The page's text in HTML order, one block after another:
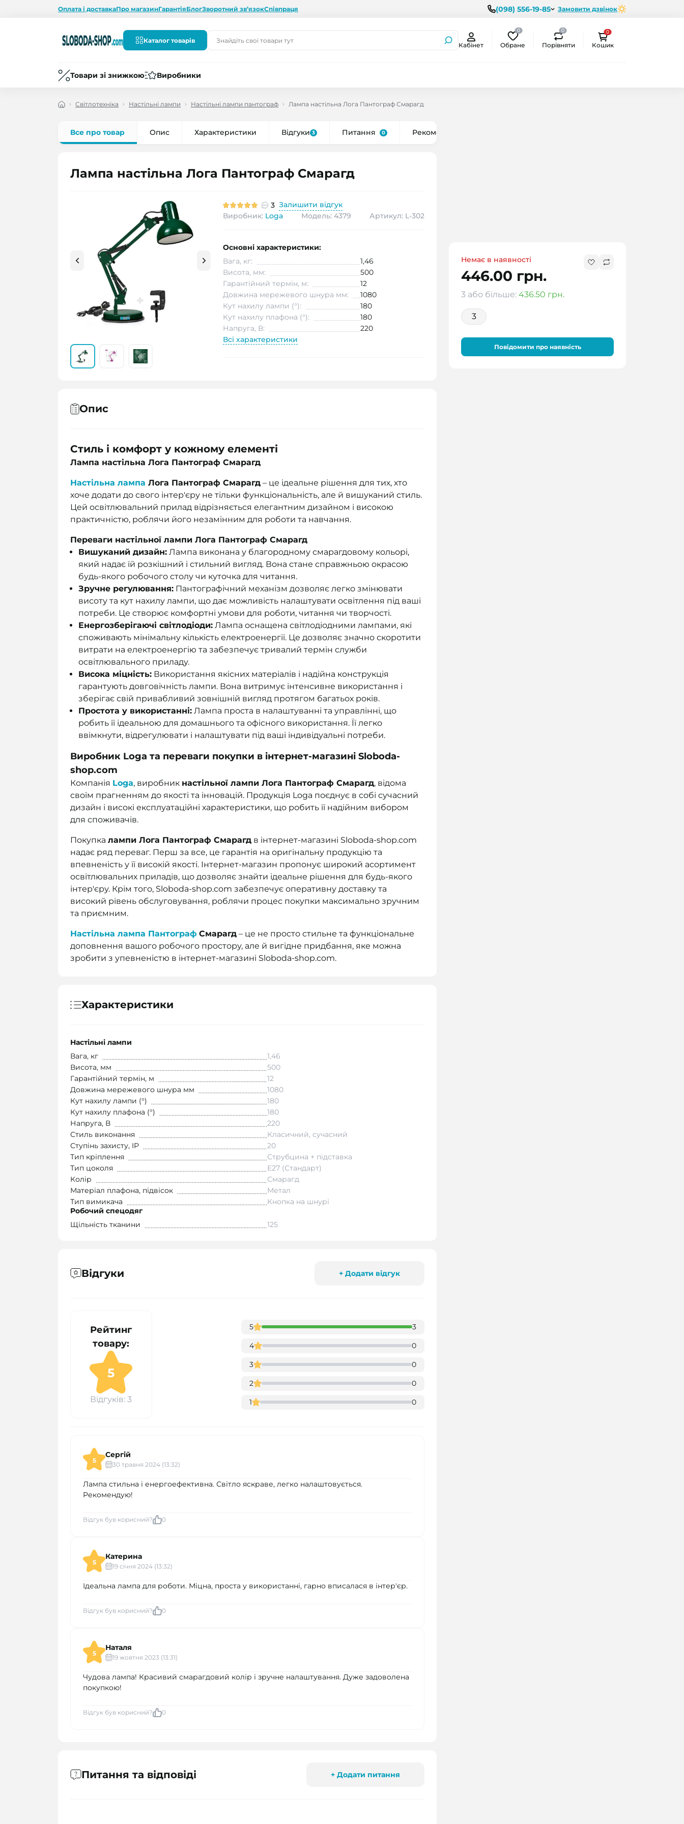
Оплата і доставкаПро магазинГарантіяБлогЗворотний зв’язокСпівпраця (098) 556-19-85 Замовити дзвінок
Каталог товарів
Кабінет
0
Обране
0
Порівняти
0
Кошик
Товари зі знижкою Виробники
Світлотехніка Настільні лампи Настільні лампи пантограф Лампа настільна Лога Пантограф Смарагд
Все про товар Опис Характеристики Відгуки 3 Питання 0 Рекомендуємо
Лампа настільна Лога Пантограф Смарагд
3 Залишити відгук
Виробник: Loga Модель: 4379 Артикул: L-302
Немає в наявності
446.00 грн.
3 або більше: 436.50 грн.
3
Повідомити про наявність
Основні характеристики:
Вага, кг:
1,46
Висота, мм:
500
Гарантійний термін, м:
12
Довжина мережевого шнура мм:
1080
Кут нахилу лампи (°):
180
Кут нахилу плафона (°):
180
Напруга, В:
220
Всі характеристики
Опис
Стиль і комфорт у кожному елементі
Лампа настільна Лога Пантограф Смарагд
Настільна лампа Лога Пантограф Смарагд – це ідеальне рішення для тих, хто
хоче додати до свого інтер'єру не тільки функціональність, але й вишуканий стиль.
Цей освітлювальний прилад відрізняється елегантним дизайном і високою
практичністю, роблячи його незамінним для роботи та навчання.
Переваги настільної лампи Лога Пантограф Смарагд
Вишуканий дизайн: Лампа виконана у благородному смарагдовому кольорі,
який надає їй розкішний і стильний вигляд. Вона стане справжньою окрасою
будь-якого робочого столу чи куточка для читання.
Зручне регулювання: Пантографічний механізм дозволяє легко змінювати
висоту та кут нахилу лампи, що дає можливість налаштувати освітлення під ваші
потреби. Це створює комфортні умови для роботи, читання чи творчості.
Енергозберігаючі світлодіоди: Лампа оснащена світлодіодними лампами, які
споживають мінімальну кількість електроенергії. Це дозволяє значно скоротити
витрати на електроенергію та забезпечує тривалий термін служби
освітлювального приладу.
Висока міцність: Використання якісних матеріалів і надійна конструкція
гарантують довговічність лампи. Вона витримує інтенсивне використання і
зберігає свій привабливий зовнішній вигляд протягом багатьох років.
Простота у використанні: Лампа проста в налаштуванні та управлінні, що
робить її ідеальною для домашнього та офісного використання. Її легко
ввімкнути, відрегулювати і налаштувати під ваші індивідуальні потреби.
Виробник Loga та переваги покупки в інтернет-магазині Sloboda-
shop.com
Компанія Loga, виробник настільної лампи Лога Пантограф Смарагд, відома
своїм прагненням до якості та інновацій. Продукція Loga поєднує в собі сучасний
дизайн і високі експлуатаційні характеристики, що робить її надійним вибором
для споживачів.
Покупка лампи Лога Пантограф Смарагд в інтернет-магазині Sloboda-shop.com
надає ряд переваг. Перш за все, це гарантія на оригінальну продукцію та
впевненість у її високій якості. Інтернет-магазин пропонує широкий асортимент
освітлювальних приладів, що дозволяє знайти ідеальне рішення для будь-якого
інтер'єру. Крім того, Sloboda-shop.com забезпечує оперативну доставку та
високий рівень обслуговування, роблячи процес покупки максимально зручним
та приємним.
Настільна лампа Пантограф Смарагд – це не просто стильне та функціональне
доповнення вашого робочого простору, але й вигідне придбання, яке можна
зробити з упевненістю в інтернет-магазині Sloboda-shop.com.
Характеристики
Настільні лампи
Вага, кг
1,46
Висота, мм
500
Гарантійний термін, м
12
Довжина мережевого шнура мм
1080
Кут нахилу лампи (°)
180
Кут нахилу плафона (°)
180
Напруга, В
220
Стиль виконання
Класичний, сучасний
Ступінь захисту, IP
20
Тип кріплення
Струбцина + підставка
Тип цоколя
E27 (Стандарт)
Колір
Смарагд
Матеріал плафона, підвісок
Метал
Тип вимикача
Кнопка на шнурі
Робочий спецодяг
Щільність тканини
125
Відгуки + Додати відгук
Рейтинг
товару:
5
Відгуків: 3
5 3
4 0
3 0
2 0
1 0
5
Сергій
30 травня 2024 (13:32)
Лампа стильна і енергоефективна. Світло яскраве, легко налаштовується.
Рекомендую!
Відгук був корисний? 0
5
Катерина
19 cічня 2024 (13:32)
Ідеальна лампа для роботи. Міцна, проста у використанні, гарно вписалася в інтер'єр.
Відгук був корисний? 0
5
Наталя
19 жовтня 2023 (13:31)
Чудова лампа! Красивий смарагдовий колір і зручне налаштування. Дуже задоволена
покупкою!
Відгук був корисний? 0
Питання та відповіді + Додати питання